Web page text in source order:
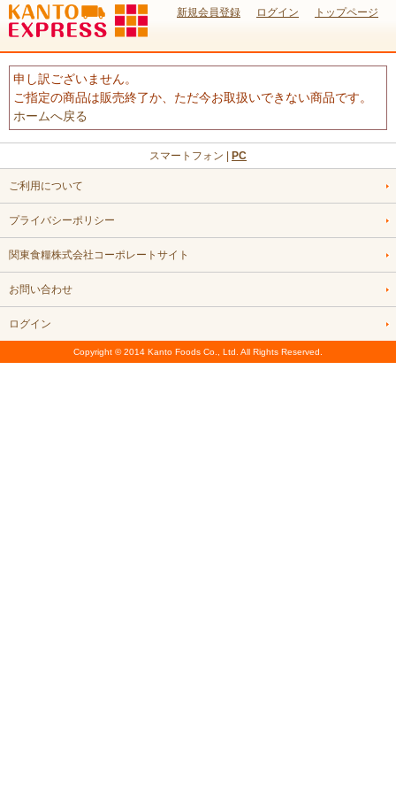
新規会員登録 ログイン トップページ
申し訳ございません。
ご指定の商品は販売終了か、ただ今お取扱いできない商品です。
ホームへ戻る
スマートフォン | PC
ご利用について
プライバシーポリシー
関東食糧株式会社コーポレートサイト
お問い合わせ
ログイン
Copyright © 2014 Kanto Foods Co., Ltd. All Rights Reserved.